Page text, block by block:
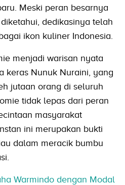
Meski peran besarnya
dedikasinya telah
ikon kuliner Indonesia.
menjadi warisan nyata
keras Nunuk Nuraini, yang
jutaan orang di seluruh
tidak lepas dari peran
masyarakat
ini merupakan bukti
dalam meracik bumbu
Warmindo dengan Modal